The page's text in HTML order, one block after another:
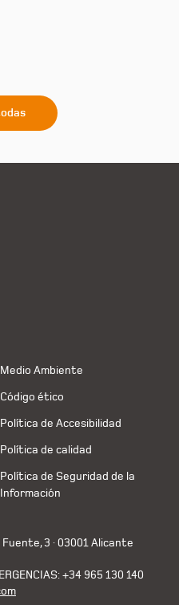
Medio Ambiente
Código ético
Política de Accesibilidad
Política de calidad
Política de Seguridad de la
Información
3 · 03001 Alicante
+34 965 130 140